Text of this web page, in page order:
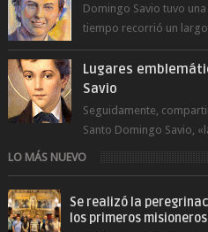
Domingo Savio tuvo
tiempo recorrió un
del Espíritu Santo y fr...
Lugares
Savio
Seguidamente,
Santo Domingo Savio,
Don Bosco». San
LO MÁS NUEVO
Se realizó la
los primeros